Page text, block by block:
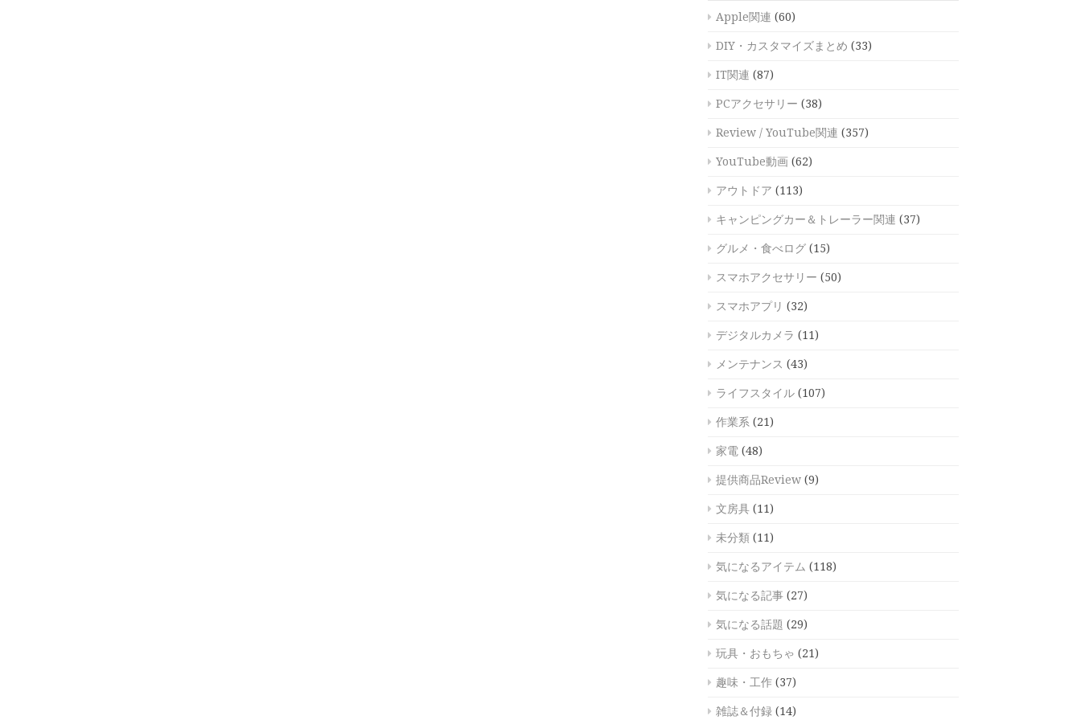
Apple関連 (60)
DIY・カスタマイズまとめ (33)
IT関連 (87)
PCアクセサリー (38)
Review / YouTube関連 (357)
YouTube動画 (62)
アウトドア (113)
キャンピングカー＆トレーラー関連 (37)
グルメ・食べログ (15)
スマホアクセサリー (50)
スマホアプリ (32)
デジタルカメラ (11)
メンテナンス (43)
ライフスタイル (107)
作業系 (21)
家電 (48)
提供商品Review (9)
文房具 (11)
未分類 (11)
気になるアイテム (118)
気になる記事 (27)
気になる話題 (29)
玩具・おもちゃ (21)
趣味・工作 (37)
雑誌＆付録 (14)